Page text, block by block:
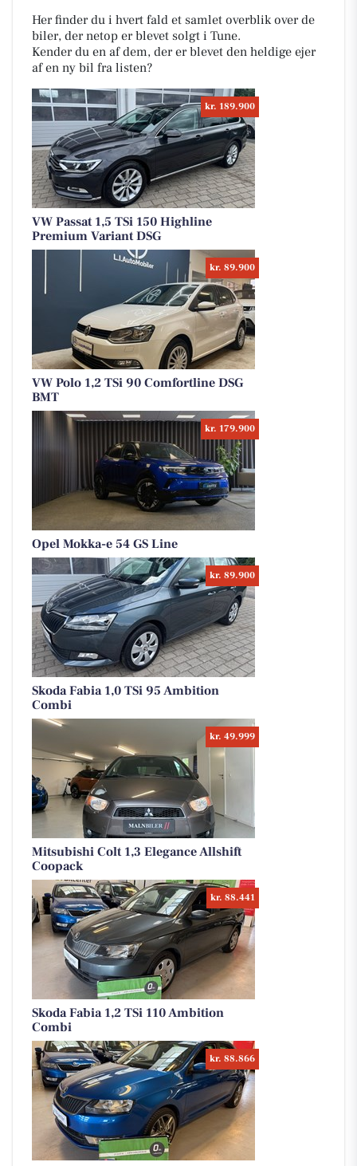
Her finder du i hvert fald et samlet overblik over de
biler, der netop er blevet solgt i Tune.
Kender du en af dem, der er blevet den heldige ejer
af en ny bil fra listen?
kr. 189.900
VW Passat 1,5 TSi 150 Highline
Premium Variant DSG
kr. 89.900
VW Polo 1,2 TSi 90 Comfortline DSG
BMT
kr. 179.900
Opel Mokka-e 54 GS Line
kr. 89.900
Skoda Fabia 1,0 TSi 95 Ambition
Combi
kr. 49.999
Mitsubishi Colt 1,3 Elegance Allshift
Coopack
kr. 88.441
Skoda Fabia 1,2 TSi 110 Ambition
Combi
kr. 88.866